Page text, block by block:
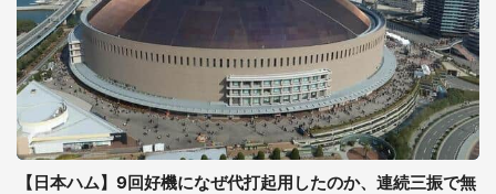
【日本ハム】9回好機になぜ代打起用したのか、連続三振で無